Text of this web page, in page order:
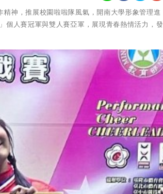
神，推展校園啦啦隊風氣，開南大學形象管理進
個人賽冠軍與雙人賽亞軍，展現青春熱情活力，發